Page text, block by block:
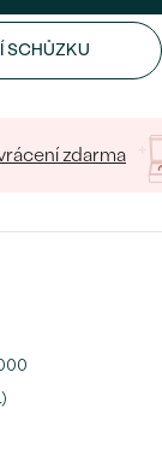
SCHŮZKU
zdarma